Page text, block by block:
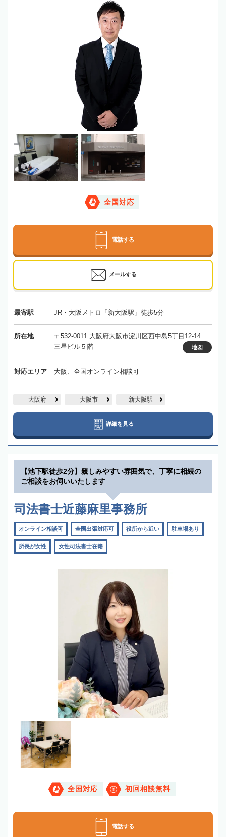
全国対応
電話する
メールする
最寄駅 JR・大阪メトロ「新大阪駅」徒歩5分
所在地
〒532-0011 大阪府大阪市淀川区西中島5丁目12-14
三星ビル５階
地図
対応エリア 大阪、全国オンライン相談可
大阪府 大阪市 新大阪駅
詳細を見る
【池下駅徒歩2分】親しみやすい雰囲気で、丁寧に相続の
ご相談をお伺いいたします
司法書士近藤麻里事務所
オンライン相談可 全国出張対応可 役所から近い 駐車場あり
所長が女性 女性司法書士在籍
全国対応 初回相談無料
電話する